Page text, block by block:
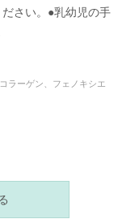
さい。●乳幼児の手
ラーゲン、フェノキシエ